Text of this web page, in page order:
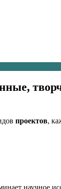
проектов,
научное